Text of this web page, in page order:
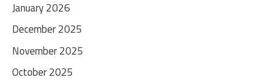
January 2026
December 2025
November 2025
October 2025